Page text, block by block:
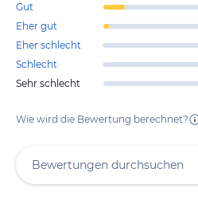
Gut
Eher gut
Eher schlecht
Schlecht
Sehr schlecht
Wie wird die Bewertung berechnet?